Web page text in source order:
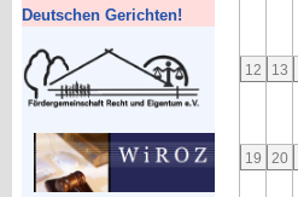
Deutschen Gerichten!
12 13
19 20